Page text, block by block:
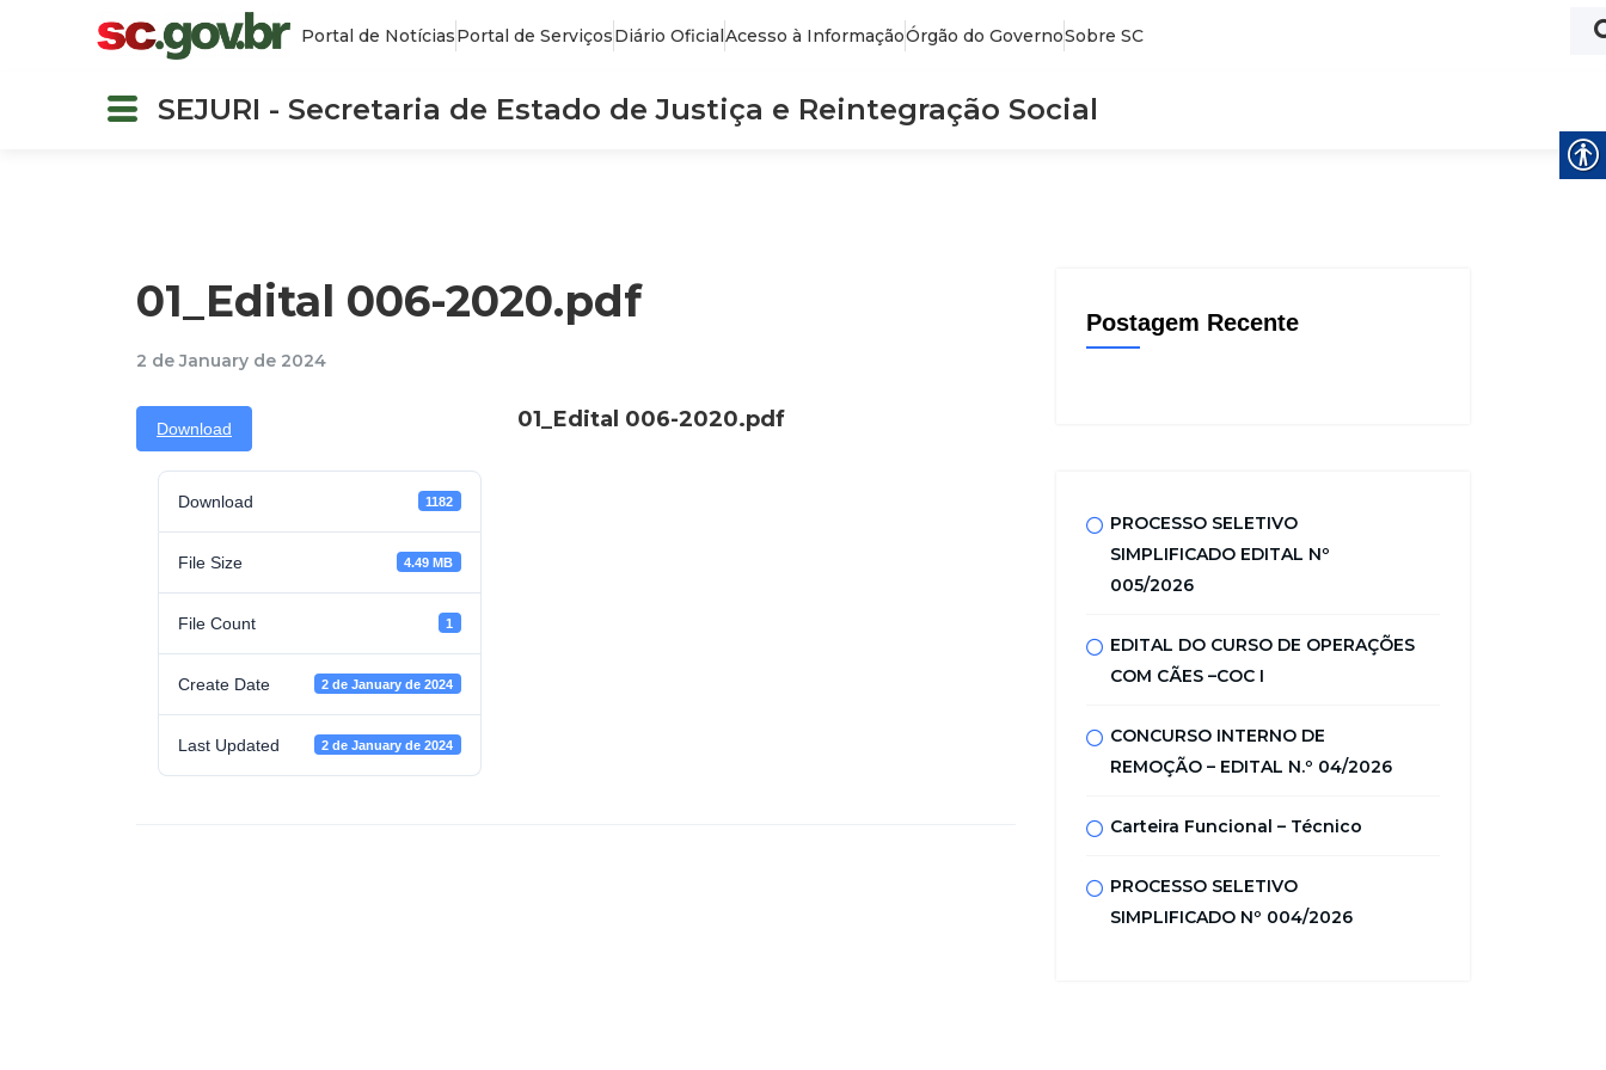
Portal de NotíciasPortal de ServiçosDiário OficialAcesso à InformaçãoÓrgão do GovernoSobre SC
SEJURI - Secretaria de Estado de Justiça e Reintegração Social
01_Edital 006-2020.pdf
2 de January de 2024
Download
Download 1182
File Size 4.49 MB
File Count 1
Create Date 2 de January de 2024
Last Updated 2 de January de 2024
01_Edital 006-2020.pdf
Postagem Recente
PROCESSO SELETIVO
SIMPLIFICADO EDITAL Nº
005/2026
EDITAL DO CURSO DE OPERAÇÕES
COM CÃES –COC I
CONCURSO INTERNO DE
REMOÇÃO – EDITAL N.º 04/2026
Carteira Funcional – Técnico
PROCESSO SELETIVO
SIMPLIFICADO Nº 004/2026